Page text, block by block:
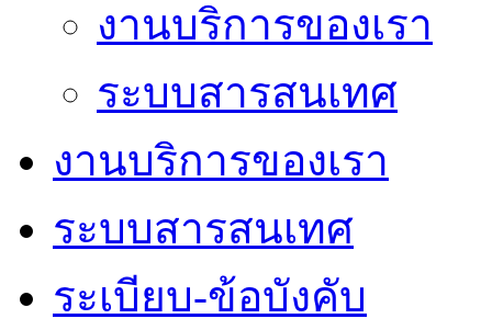
งานบริการของเรา
ระบบสารสนเทศ
งานบริการของเรา
ระบบสารสนเทศ
ระเบียบ-ข้อบังคับ